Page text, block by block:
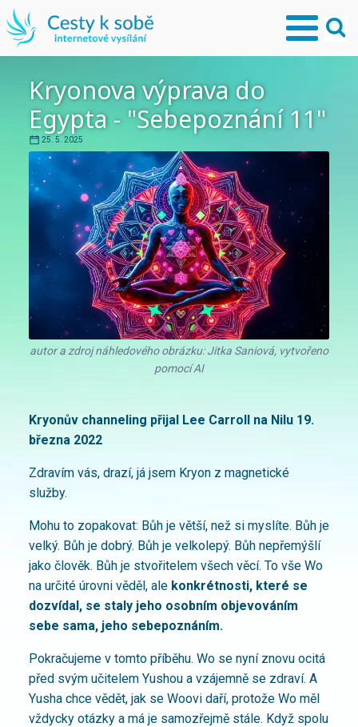
Kryonova výprava do
Egypta - "Sebepoznání 11"
25. 5. 2025
autor a zdroj náhledového obrázku: Jitka Saniová, vytvořeno
pomocí AI
Kryonův channeling přijal Lee Carroll na Nilu 19.
března 2022
Zdravím vás, drazí, já jsem Kryon z magnetické
služby.
Mohu to zopakovat: Bůh je větší, než si myslíte. Bůh je
velký. Bůh je dobrý. Bůh je velkolepý. Bůh nepřemýšlí
jako člověk. Bůh je stvořitelem všech věcí. To vše Wo
na určité úrovni věděl, ale konkrétnosti, které se
dozvídal, se staly jeho osobním objevováním
sebe sama, jeho sebepoznáním.
Pokračujeme v tomto příběhu. Wo se nyní znovu ocitá
před svým učitelem Yushou a vzájemně se zdraví. A
Yusha chce vědět, jak se Woovi daří, protože Wo měl
vždycky otázky a má je samozřejmě stále. Když spolu